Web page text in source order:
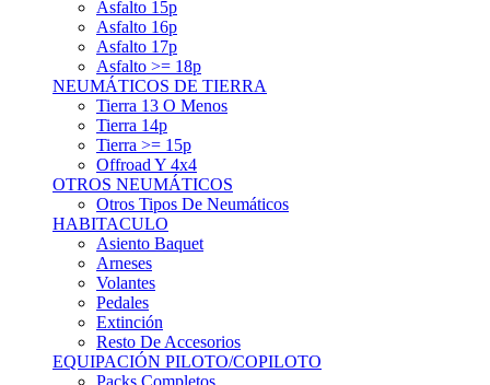
Asfalto 17p
Asfalto >= 18p
NEUMÁTICOS DE TIERRA
Tierra 13 O Menos
Tierra 14p
Tierra >= 15p
Offroad Y 4x4
OTROS NEUMÁTICOS
Otros Tipos De Neumáticos
HABITACULO
Asiento Baquet
Arneses
Volantes
Pedales
Extinción
Resto De Accesorios
EQUIPACIÓN PILOTO/COPILOTO
Packs Completos
Monos De Competición